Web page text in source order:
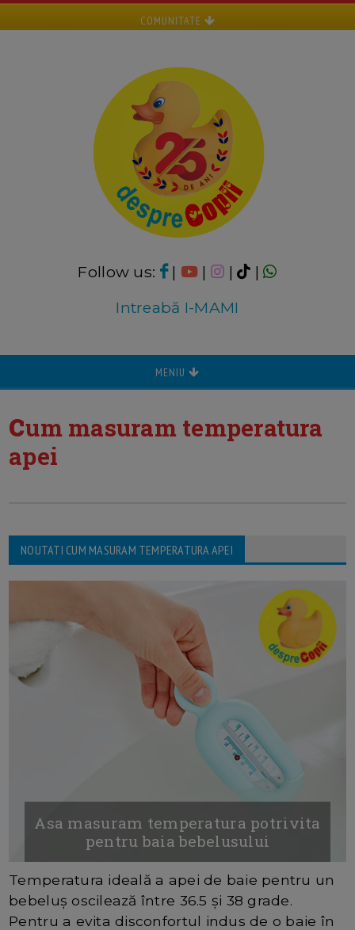
COMUNITATE
Follow us: | | |
|
Intreabă I-MAMI
MENIU
cum masuram temperatura
apei
NOUTATI CUM MASURAM TEMPERATURA APEI
Asa masuram temperatura potrivita
pentru baia bebelusului
Temperatura ideală a apei de baie pentru un
bebeluș oscilează între 36.5 și 38 grade.
Pentru a evita disconfortul indus de o baie în